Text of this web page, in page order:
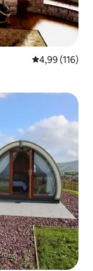
Classificação
4,99 (116)